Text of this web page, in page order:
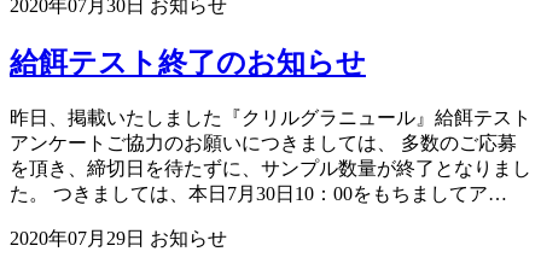
2020年07月30日 お知らせ
給餌テスト終了のお知らせ
昨日、掲載いたしました『クリルグラニュール』給餌テスト
アンケートご協力のお願いにつきましては、 多数のご応募
を頂き、締切日を待たずに、サンプル数量が終了となりまし
た。 つきましては、本日7月30日10：00をもちましてア…
2020年07月29日 お知らせ